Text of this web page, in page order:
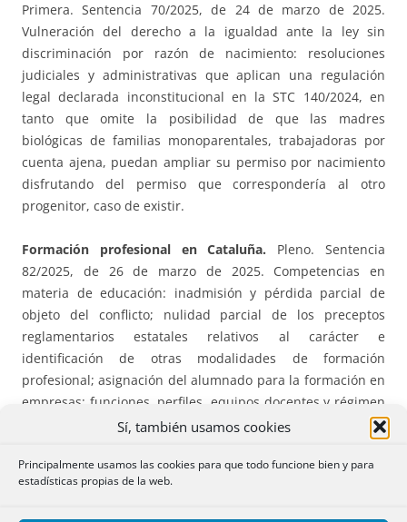
Sí, también usamos cookies
Principalmente usamos las cookies para que todo funcione bien y para
estadísticas propias de la web.
Primera. Sentencia 70/2025, de 24 de marzo de 2025.
Vulneración del derecho a la igualdad ante la ley sin
discriminación por razón de nacimiento: resoluciones
judiciales y administrativas que aplican una regulación
legal declarada inconstitucional en la STC 140/2024, en
tanto que omite la posibilidad de que las madres
biológicas de familias monoparentales, trabajadoras por
cuenta ajena, puedan ampliar su permiso por nacimiento
disfrutando del permiso que correspondería al otro
progenitor, caso de existir.
Formación profesional en Cataluña. Pleno. Sentencia
82/2025, de 26 de marzo de 2025. Competencias en
materia de educación: inadmisión y pérdida parcial de
objeto del conflicto; nulidad parcial de los preceptos
reglamentarios estatales relativos al carácter e
identificación de otras modalidades de formación
profesional; asignación del alumnado para la formación en
empresas; funciones, perfiles, equipos docentes y régimen
de funcionamiento de los centros del sistema de formación
funcionamiento de los centros privados no sostenidos con
fondos públicos.